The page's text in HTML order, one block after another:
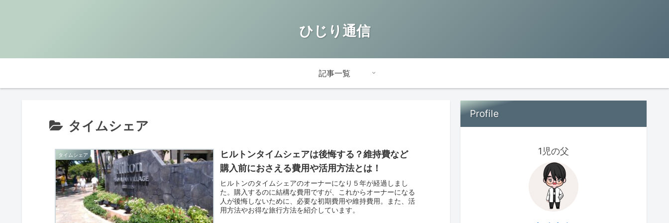
ひじり通信
記事一覧
タイムシェア
タイムシェア
ヒルトンタイムシェアは後悔する？維持費など
購入前におさえる費用や活用方法とは！
ヒルトンのタイムシェアのオーナーになり５年が経過しまし
た。購入するのに結構な費用ですが、これからオーナーになる
人が後悔しないために、必要な初期費用や維持費用。また、活
用方法やお得な旅行方法を紹介しています。
Profile
1児の父